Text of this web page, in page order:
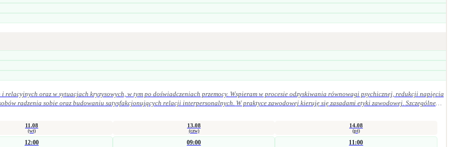
oraz w sytuacjach kryzysowych, w tym po doświadczeniach przemocy. Wspieram w procesie odzyskiwania równowagi psychicznej, redukcji napięcia
relacji interpersonalnych. W praktyce zawodowej kieruję się zasadami etyki zawodowej. Szczególne
uważność na potrzeby osoby zgłaszającej się po pomoc.
11.08
(wt)
12:00
13.08
(czw)
09:00
14.08
(pt)
11:00